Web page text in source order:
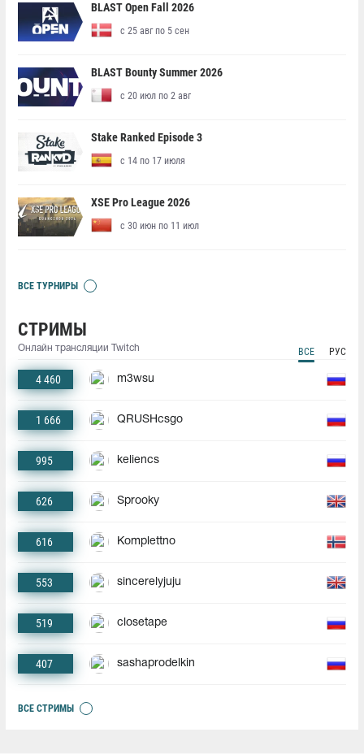
BLAST Open Fall 2026
с 25 авг по 5 сен
BLAST Bounty Summer 2026
с 20 июл по 2 авг
Stake Ranked Episode 3
с 14 по 17 июля
XSE Pro League 2026
с 30 июн по 11 июл
ВСЕ ТУРНИРЫ
СТРИМЫ
Онлайн трансляции Twitch ВСЕ РУС
4 460 m3wsu
1 666 QRUSHcsgo
995 keliencs
626 Sprooky
616 Komplettno
553 sincerelyjuju
519 closetape
407 sashaprodelkin
ВСЕ СТРИМЫ